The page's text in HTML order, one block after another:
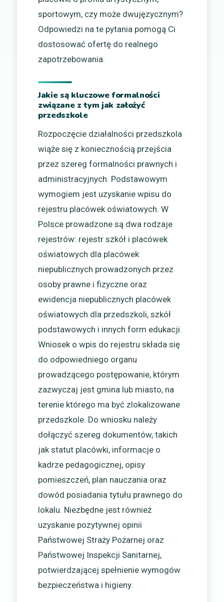
sportowym, czy może dwujęzycznym?
Odpowiedzi na te pytania pomogą Ci
dostosować ofertę do realnego
zapotrzebowania.
Jakie są kluczowe formalności
związane z tym jak założyć
przedszkole
Rozpoczęcie działalności przedszkola
wiąże się z koniecznością przejścia
przez szereg formalności prawnych i
administracyjnych. Podstawowym
wymogiem jest uzyskanie wpisu do
rejestru placówek oświatowych. W
Polsce prowadzone są dwa rodzaje
rejestrów: rejestr szkół i placówek
oświatowych dla placówek
niepublicznych prowadzonych przez
osoby prawne i fizyczne oraz
ewidencja niepublicznych placówek
oświatowych dla przedszkoli, szkół
podstawowych i innych form edukacji.
Wniosek o wpis do rejestru składa się
do odpowiedniego organu
prowadzącego postępowanie, którym
zazwyczaj jest gmina lub miasto, na
terenie którego ma być zlokalizowane
przedszkole. Do wniosku należy
dołączyć szereg dokumentów, takich
jak statut placówki, informacje o
kadrze pedagogicznej, opisy
pomieszczeń, plan nauczania oraz
dowód posiadania tytułu prawnego do
lokalu. Niezbędne jest również
uzyskanie pozytywnej opinii
Państwowej Straży Pożarnej oraz
Państwowej Inspekcji Sanitarnej,
potwierdzającej spełnienie wymogów
bezpieczeństwa i higieny.